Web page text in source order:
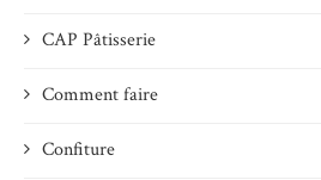
CAP Pâtisserie
Comment faire
Confiture